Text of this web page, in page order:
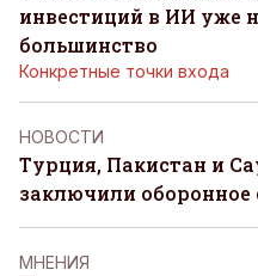
инвестиций в ИИ уже
большинство
Конкретные точки входа
НОВОСТИ
Турция, Пакистан и
заключили оборонное
MНЕНИЯ